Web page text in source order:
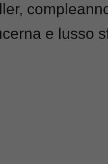
e lusso